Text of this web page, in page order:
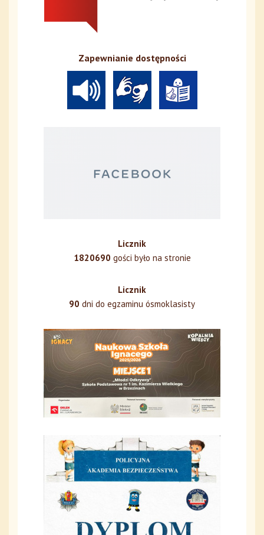
Zapewnianie dostępności
Licznik
1820690 gości było na stronie
Licznik
90 dni do egzaminu ósmoklasisty